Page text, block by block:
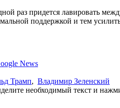
раз придется лавировать
поддержкой и тем
News
Трамп, Владимир Зеленский
необходимый текст и